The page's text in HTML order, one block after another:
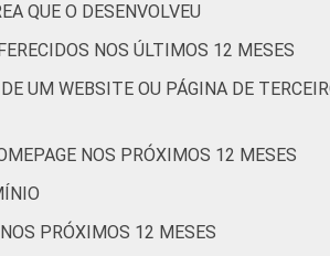
QUE O DESENVOLVEU
NOS ÚLTIMOS 12 MESES
UM WEBSITE OU PÁGINA DE
NOS PRÓXIMOS 12 MESES
PRÓXIMOS 12 MESES